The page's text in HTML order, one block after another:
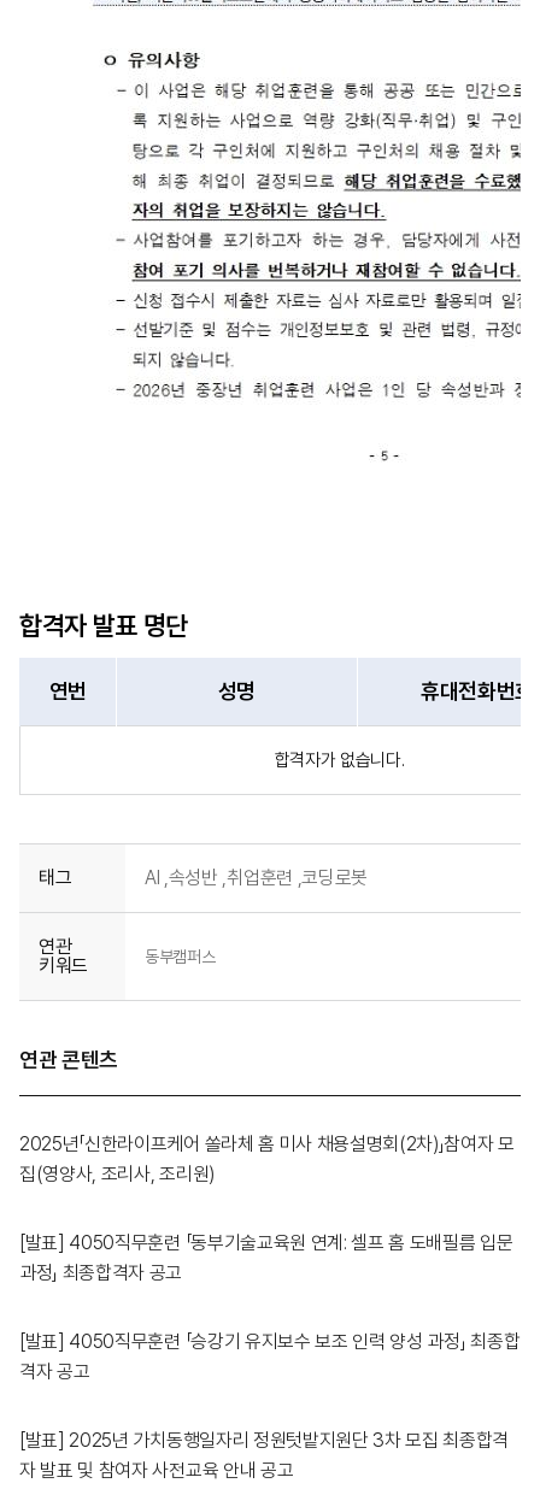
합격자 발표 명단
연번 성명 휴대전화번호
합격자가 없습니다.
태그 AI ,속성반 ,취업훈련 ,코딩로봇
연관
키워드
동부캠퍼스
연관 콘텐츠
2025년「신한라이프케어 쏠라체 홈 미사 채용설명회(2차)」참여자 모
집(영양사, 조리사, 조리원)
[발표] 4050직무훈련 「동부기술교육원 연계: 셀프 홈 도배필름 입문
과정」 최종합격자 공고
[발표] 4050직무훈련 「승강기 유지보수 보조 인력 양성 과정」 최종합
격자 공고
[발표] 2025년 가치동행일자리 정원텃밭지원단 3차 모집 최종합격
자 발표 및 참여자 사전교육 안내 공고